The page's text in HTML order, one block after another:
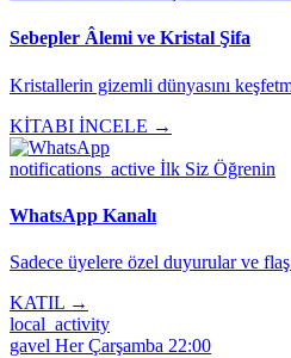
Sebepler Âlemi ve Kristal Şifa
Kristallerin gizemli dünyasını
KİTABI İNCELE →
notifications_active İlk Siz Öğrenin
WhatsApp Kanalı
Sadece üyelere özel duyurular ve
KATIL →
local_activity
gavel Her Çarşamba 22:00